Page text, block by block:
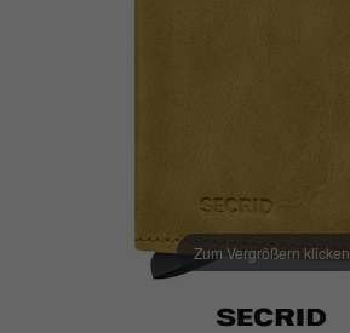
Zum Vergrößern klicken